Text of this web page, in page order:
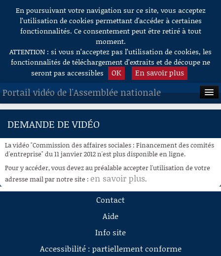
Aller au contenu
En poursuivant votre navigation sur ce site, vous acceptez
l’utilisation de cookies permettant d'accéder à certaines
fonctionnalités. Ce consentement peut être retiré à tout
moment.
ATTENTION : si vous n’acceptez pas l’utilisation de cookies, les
fonctionnalités de téléchargement d’extraits et de découpe ne
seront pas accessibles
OK En savoir plus
Portail vidéo de l'Assemblée nationale
ACCUEIL
À LA DEMANDE
RECHERCHE
AIDE À LA DÉCOUPE
DEMANDE DE VIDÉO
La vidéo "Commission des affaires sociales : Financement des comités
d'entreprise" du 11 janvier 2012 n'est plus disponible en ligne.
Pour y accéder, vous devez au préalable accepter l'utilisation de votre
adresse mail par notre site : en savoir plus.
Contact
Aide
Info site
Accessibilité : partiellement conforme